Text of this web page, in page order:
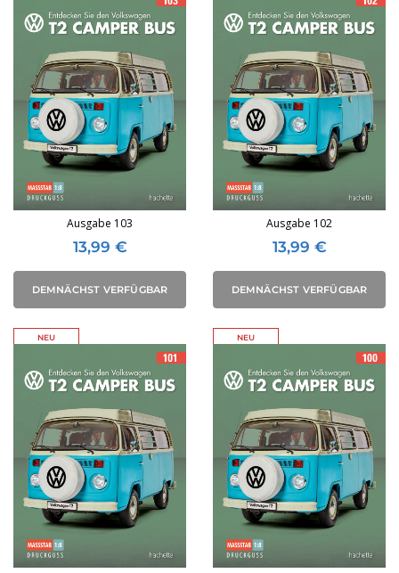
Ausgabe 103
13,99 €
DEMNÄCHST VERFÜGBAR
Ausgabe 102
13,99 €
DEMNÄCHST VERFÜGBAR
NEU NEU